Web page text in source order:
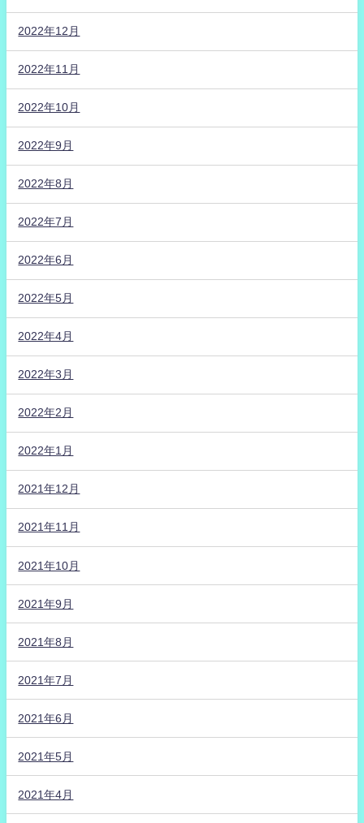
2022年12月
2022年11月
2022年10月
2022年9月
2022年8月
2022年7月
2022年6月
2022年5月
2022年4月
2022年3月
2022年2月
2022年1月
2021年12月
2021年11月
2021年10月
2021年9月
2021年8月
2021年7月
2021年6月
2021年5月
2021年4月